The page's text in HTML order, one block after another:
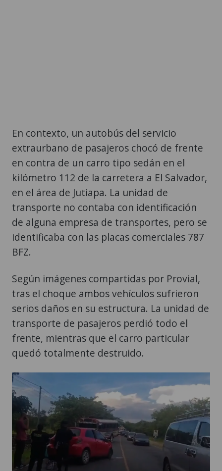
En contexto, un autobús del servicio
extraurbano de pasajeros chocó de frente
en contra de un carro tipo sedán en el
kilómetro 112 de la carretera a El Salvador,
en el área de Jutiapa. La unidad de
transporte no contaba con identificación
de alguna empresa de transportes, pero se
identificaba con las placas comerciales 787
BFZ.
Según imágenes compartidas por Provial,
tras el choque ambos vehículos sufrieron
serios daños en su estructura. La unidad de
transporte de pasajeros perdió todo el
frente, mientras que el carro particular
quedó totalmente destruido.